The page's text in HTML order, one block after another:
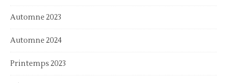
Automne 2023
Automne 2024
Printemps 2023